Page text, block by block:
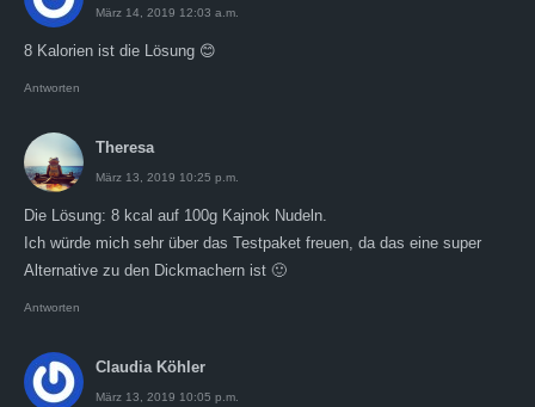
März 14, 2019 12:03 a.m.
8 Kalorien ist die Lösung 😊
Antworten
Theresa
März 13, 2019 10:25 p.m.
Die Lösung: 8 kcal auf 100g Kajnok Nudeln.
Ich würde mich sehr über das Testpaket freuen, da das eine super
Alternative zu den Dickmachern ist 🙂
Antworten
Claudia Köhler
März 13, 2019 10:05 p.m.